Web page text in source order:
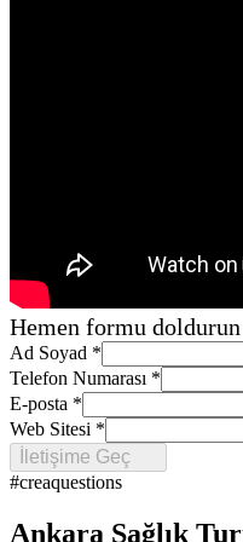
Hemen formu
Ad Soyad *
Telefon Numarası *
E-posta *
Web Sitesi *
İletişime Geç
#creaquestions
Ankara Sağlık